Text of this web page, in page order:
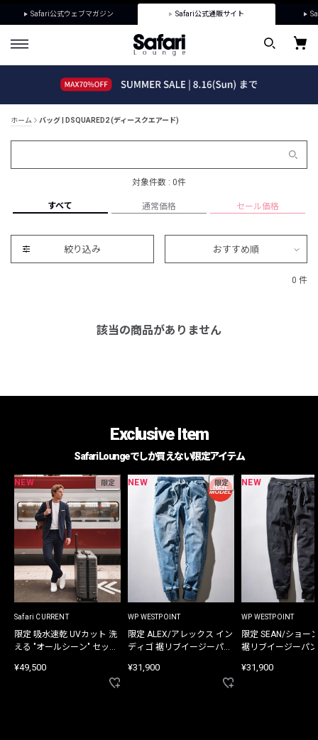
Safari公式ウェブマガジン Safari公式通販サイト
ホーム バッグ | DSQUARED2 (ディースクエアード)
対象件数 : 0件
すべて 通常価格 セール価格
絞り込み おすすめ順
0 件
該当の商品がありません
Exclusive Item
Safari Loungeでしか買えない限定アイテム
NEW 限定
Safari CURRENT
限定 吸水速乾 UVカット 洗
える "オールシーン" セット
¥49,500
NEW 限定
WP WESTPOINT
限定 ALEX/アレックス イン
ディゴ 裾リブイージーパン
¥31,900
NEW
WP WESTPOINT
限定 SEAN/ショー
裾リブイージーパ
¥31,900